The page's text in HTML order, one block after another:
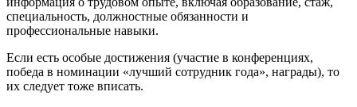
специальность, должностные обязанности и
профессиональные навыки.
Если есть особые достижения (участие в конференциях,
победа в номинации «лучший сотрудник года», награды), то
их следует тоже вписать.